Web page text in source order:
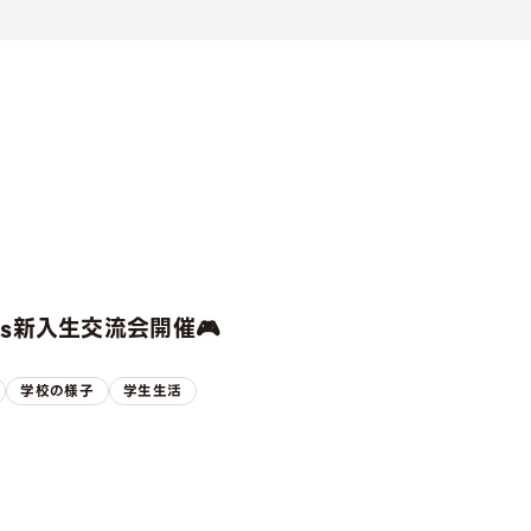
入生交流会開催🎮
学校の様子 学生生活